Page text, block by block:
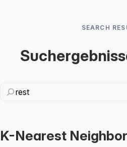
SEARCH
K-Nearest